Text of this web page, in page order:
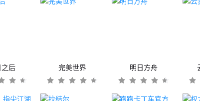
后 完美世界 明日方舟